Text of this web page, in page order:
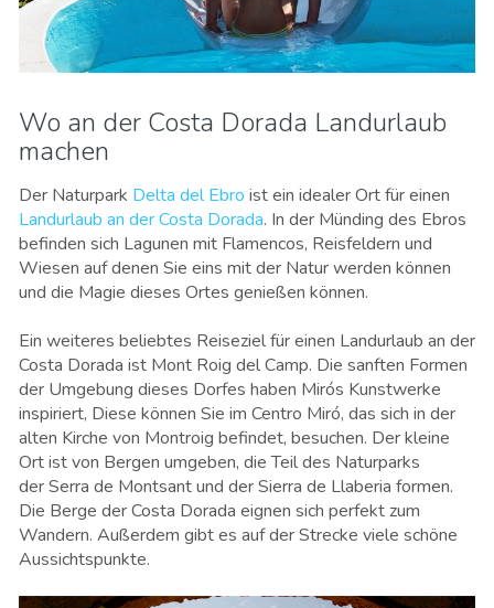
Wo an der Costa Dorada Landurlaub
machen
Der Naturpark Delta del Ebro ist ein idealer Ort für einen
Landurlaub an der Costa Dorada. In der Münding des Ebros
befinden sich Lagunen mit Flamencos, Reisfeldern und
Wiesen auf denen Sie eins mit der Natur werden können
und die Magie dieses Ortes genießen können.
Ein weiteres beliebtes Reiseziel für einen Landurlaub an der
Costa Dorada ist Mont Roig del Camp. Die sanften Formen
der Umgebung dieses Dorfes haben Mirós Kunstwerke
inspiriert, Diese können Sie im Centro Miró, das sich in der
alten Kirche von Montroig befindet, besuchen. Der kleine
Ort ist von Bergen umgeben, die Teil des Naturparks
der Serra de Montsant und der Sierra de Llaberia formen.
Die Berge der Costa Dorada eignen sich perfekt zum
Wandern. Außerdem gibt es auf der Strecke viele schöne
Aussichtspunkte.